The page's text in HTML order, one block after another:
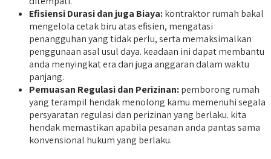
Efisiensi Durasi dan juga Biaya:kontraktor rumah bakal
mengelola cetak biru atas efisien, mengatasi
penangguhan yang tidak perlu, serta memaksimalkan
penggunaan asal usul daya. keadaan ini dapat membantu
anda menyingkat era dan juga anggaran dalam waktu
panjang.
Pemuasan Regulasi dan Perizinan:pemborong rumah
yang terampil hendak menolong kamu memenuhi segala
persyaratan regulasi dan perizinan yang berlaku. kita
hendak memastikan apabila pesanan anda pantas sama
konvensional hukum yang berlaku.